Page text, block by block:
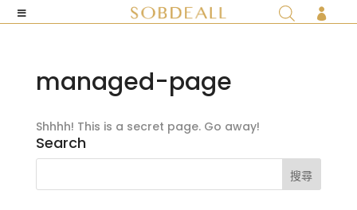

managed-page
Shhhh! This is a secret page. Go away!
Search